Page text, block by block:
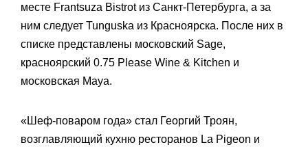
месте Frantsuza Bistrot из Санкт-Петербурга, а за
ним следует Tunguska из Красноярска. После них в
списке представлены московский Sage,
красноярский 0.75 Please Wine & Kitchen и
московская Maya.
«Шеф-поваром года» стал Георгий Троян,
возглавляющий кухню ресторанов La Pigeon и